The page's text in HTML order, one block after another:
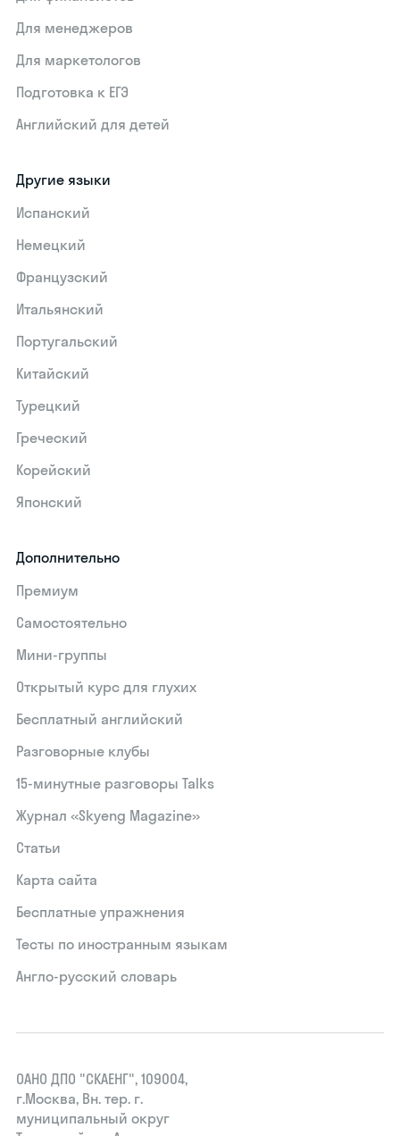
Для менеджеров
Для маркетологов
Подготовка к ЕГЭ
Английский для детей
Другие языки
Испанский
Немецкий
Французский
Итальянский
Португальский
Китайский
Турецкий
Греческий
Корейский
Японский
Дополнительно
Премиум
Самостоятельно
Мини-группы
Открытый курс для глухих
Бесплатный английский
Разговорные клубы
15‑минутные разговоры Talks
Журнал «Skyeng Magazine»
Статьи
Карта сайта
Бесплатные упражнения
Тесты по иностранным языкам
Англо-русский словарь
ОАНО ДПО "СКАЕНГ", 109004,
г.Москва, Вн. тер. г.
муниципальный округ